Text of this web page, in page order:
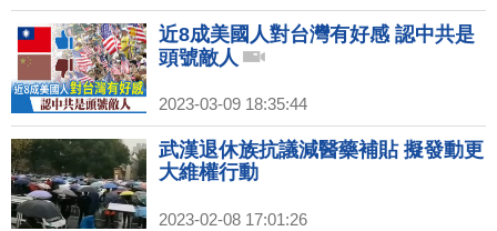
近8成美國人對台灣有好感 認中共是
頭號敵人
2023-03-09 18:35:44
武漢退休族抗議減醫藥補貼 擬發動更
大維權行動
2023-02-08 17:01:26